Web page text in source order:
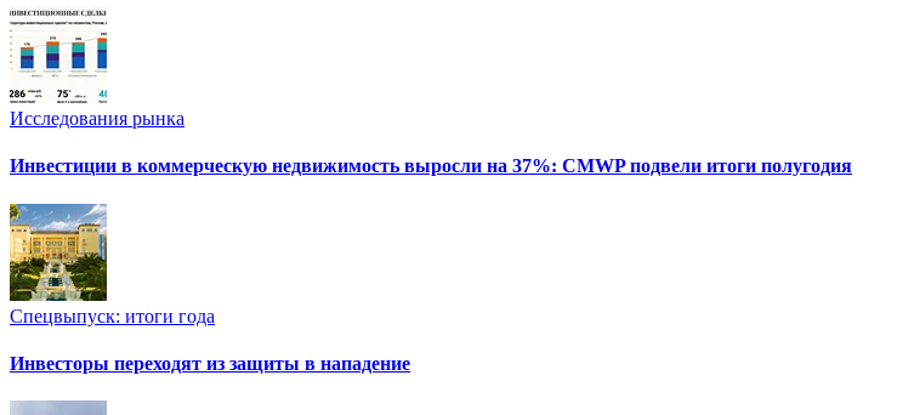
Исследования рынка
Инвестиции в коммерческую недвижимость выросли на 37%: CMWP подвели итоги полугодия
Спецвыпуск: итоги года
Инвесторы переходят из защиты в нападение